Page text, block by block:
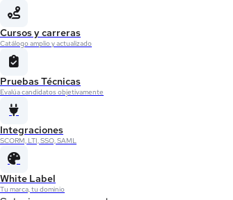
Cursos y carreras
Catálogo amplio y actualizado
Pruebas Técnicas
Evalúa candidatos objetivamente
Integraciones
SCORM, LTI, SSO, SAML
White Label
Tu marca, tu dominio